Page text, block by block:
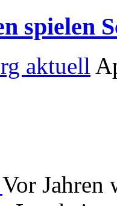
spielen
aktuell
Vor Jahren